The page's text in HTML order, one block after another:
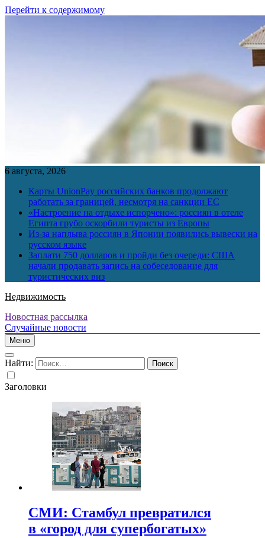
Перейти к содержимому
6 августа, 2026
Карты UnionPay российских банков продолжают
работать за границей, несмотря на санкции ЕС
«Настроение на отдыхе испорчено»: россиян в отеле
Египта грубо оскорбили туристы из Европы
Из-за наплыва россиян в Японии появились вывески на
русском языке
Заплати 750 долларов и пройди без очереди: США
начали продавать запись на собеседование для
туристических виз
Недвижимость
Новостная рассылка
Случайные новости
Меню
Найти:
Заголовки
СМИ: Стамбул превратился
в «город для супербогатых»